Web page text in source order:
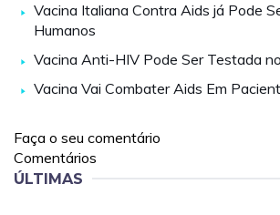
Vacina Italiana Contra Aids já Pode
Humanos
Vacina Anti-HIV Pode Ser Testada
Vacina Vai Combater Aids Em
Faça o seu comentário
Comentários
ÚLTIMAS